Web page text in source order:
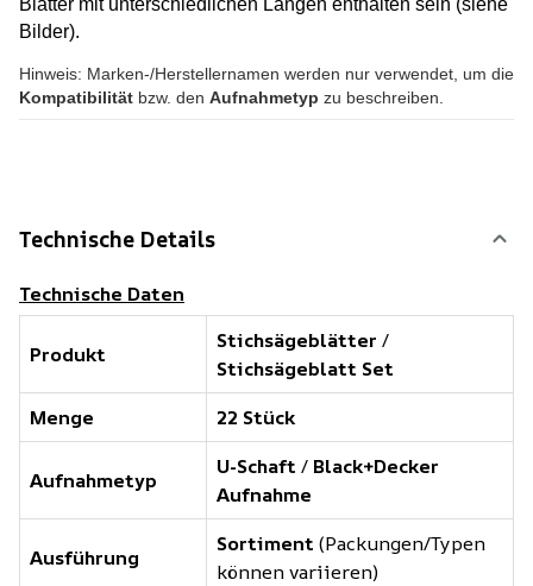
Bilder).
Hinweis: Marken-/Herstellernamen werden nur verwendet, um die
Kompatibilität bzw. den Aufnahmetyp zu beschreiben.
Technische Details
Technische Daten
Produkt
Stichsägeblätter /
Stichsägeblatt Set
Menge
22 Stück
Aufnahmetyp
U-Schaft /Black+Decker
Aufnahme
Ausführung
Sortiment (Packungen/Typen
können variieren)